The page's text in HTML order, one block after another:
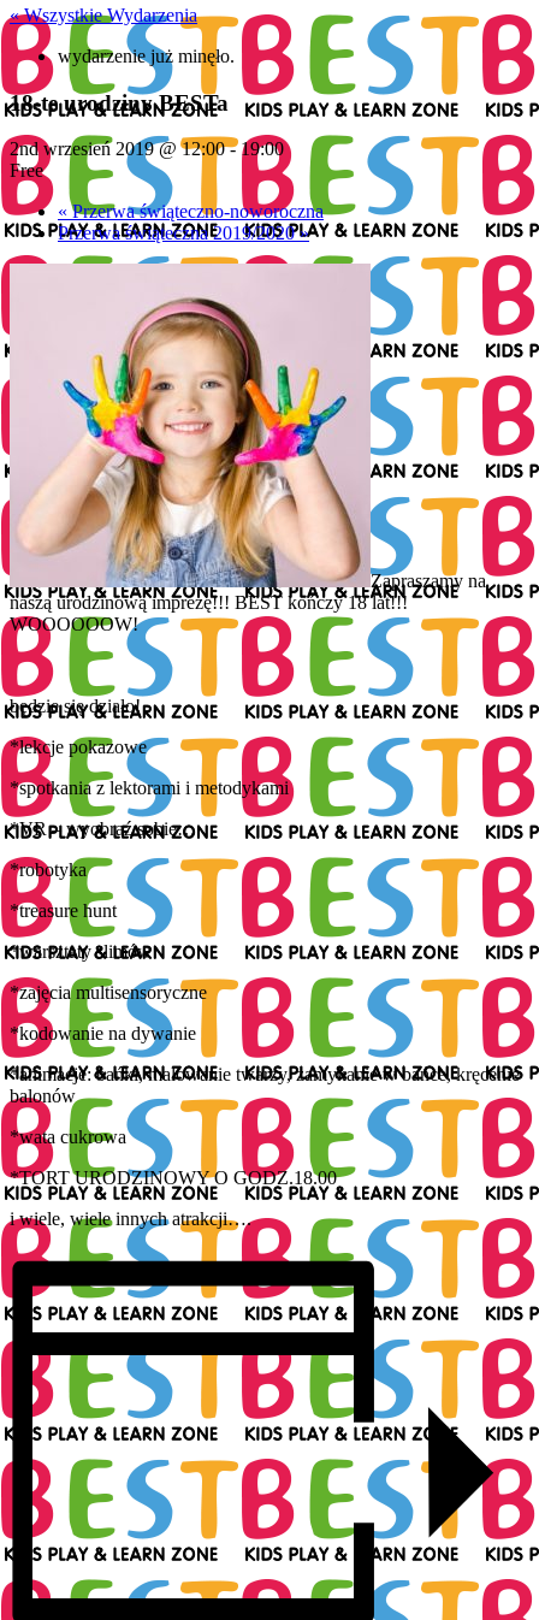
« Wszystkie Wydarzenia
wydarzenie już minęło.
18-te urodziny BESTa
2nd wrzesień 2019 @ 12:00-19:00
Free
« Przerwa świąteczno-noworoczna
Przerwa świąteczna 2019/2020»
Zapraszamy na
naszą urodzinową imprezę!!! BEST kończy 18 lat!!!
WOOOOOOW!
będzie się działo!
*lekcje pokazowe
*spotkania z lektorami i metodykami
*VR – wyobraź sobie…
*robotyka
*treasure hunt
*warsztaty slimów
*zajęcia multisensoryczne
*kodowanie na dywanie
*animacje: bańki, malowanie twarzy, zamykanie w bańce, kręcenie
balonów
*wata cukrowa
*TORT URODZINOWY O GODZ.18.00
i wiele, wiele innych atrakcji….